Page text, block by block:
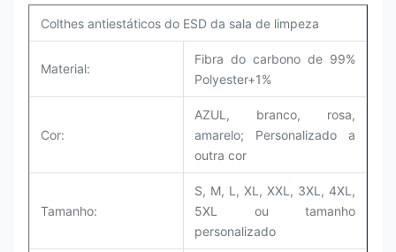
Colthes antiestáticos do ESD da sala de limpeza
Material:
Fibra do carbono de 99%
Polyester+1%
Cor:
AZUL, branco, rosa,
amarelo; Personalizado a
outra cor
Tamanho:
S, M, L, XL, XXL, 3XL, 4XL,
5XL ou tamanho
personalizado